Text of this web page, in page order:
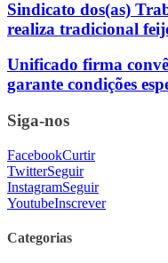
Sindicato dos(as)
realiza tradicional
Unificado firma
garante condições
Siga-nos
FacebookCurtir
TwitterSeguir
InstagramSeguir
YoutubeInscrever
Categorias